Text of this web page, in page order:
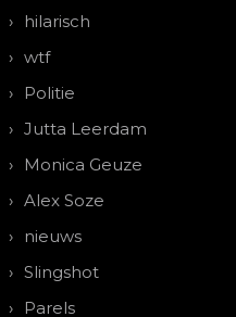
hilarisch
wtf
Politie
Jutta Leerdam
Monica Geuze
Alex Soze
nieuws
Slingshot
Parels